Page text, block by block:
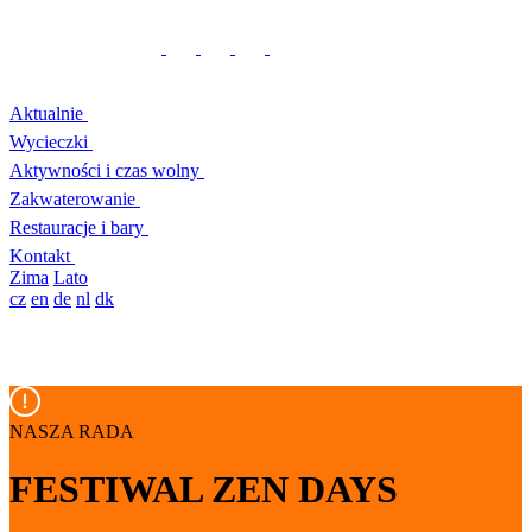
Aktualnie
Wycieczki
Aktywności i czas wolny
Zakwaterowanie
Restauracje i bary
Kontakt
Zima Lato
cz en de nl dk
NASZA RADA
FESTIWAL ZEN DAYS